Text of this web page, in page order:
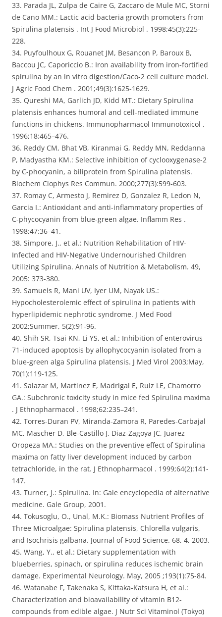
33. Parada JL, Zulpa de Caire G, Zaccaro de Mule MC, Storni
de Cano MM.: Lactic acid bacteria growth promoters from
Spirulina platensis . Int J Food Microbiol . 1998;45(3):225-
228.
34. Puyfoulhoux G, Rouanet JM, Besancon P, Baroux B,
Baccou JC, Caporiccio B.: Iron availability from iron-fortified
spirulina by an in vitro digestion/Caco-2 cell culture model.
J Agric Food Chem . 2001;49(3):1625-1629.
35. Qureshi MA, Garlich JD, Kidd MT.: Dietary Spirulina
platensis enhances humoral and cell-mediated immune
functions in chickens. Immunopharmacol Immunotoxicol .
1996;18:465–476.
36. Reddy CM, Bhat VB, Kiranmai G, Reddy MN, Reddanna
P, Madyastha KM.: Selective inhibition of cyclooxygenase-2
by C-phocyanin, a biliprotein from Spirulina platensis.
Biochem Ciophys Res Commun. 2000;277(3):599-603.
37. Romay C, Armesto J, Remirez D, Gonzalez R, Ledon N,
Garcia I.: Antioxidant and anti-inflammatory properties of
C-phycocyanin from blue-green algae. Inflamm Res .
1998;47:36–41.
38. Simpore, J., et al.: Nutrition Rehabilitation of HIV-
Infected and HIV-Negative Undernourished Children
Utilizing Spirulina. Annals of Nutrition & Metabolism. 49,
2005: 373-380.
39. Samuels R, Mani UV, Iyer UM, Nayak US.:
Hypocholesterolemic effect of spirulina in patients with
hyperlipidemic nephrotic syndrome. J Med Food
2002;Summer, 5(2):91-96.
40. Shih SR, Tsai KN, Li YS, et al.: Inhibition of enterovirus
71-induced apoptosis by allophycocyanin isolated from a
blue-green alga Spirulina platensis. J Med Virol 2003;May,
70(1):119-125.
41. Salazar M, Martinez E, Madrigal E, Ruiz LE, Chamorro
GA.: Subchronic toxicity study in mice fed Spirulina maxima
. J Ethnopharmacol . 1998;62:235–241.
42. Torres-Duran PV, Miranda-Zamora R, Paredes-Carbajal
MC, Mascher D, Ble-Castillo J, Diaz-Zagoya JC, Juarez
Oropeza MA.: Studies on the preventive effect of Spirulina
maxima on fatty liver development induced by carbon
tetrachloride, in the rat. J Ethnopharmacol . 1999;64(2):141-
147.
43. Turner, J.: Spirulina. In: Gale encyclopedia of alternative
medicine. Gale Group, 2001.
44. Tokusoglu, O., Unal, M.K.: Biomass Nutrient Profiles of
Three Microalgae: Spirulina platensis, Chlorella vulgaris,
and Isochrisis galbana. Journal of Food Science. 68, 4, 2003.
45. Wang, Y., et al.: Dietary supplementation with
blueberries, spinach, or spirulina reduces ischemic brain
damage. Experimental Neurology. May, 2005 ;193(1):75-84.
46. Watanabe F, Takenaka S, Kittaka-Katsura H, et al.:
Characterization and bioavailability of vitamin B12-
compounds from edible algae. J Nutr Sci Vitaminol (Tokyo)